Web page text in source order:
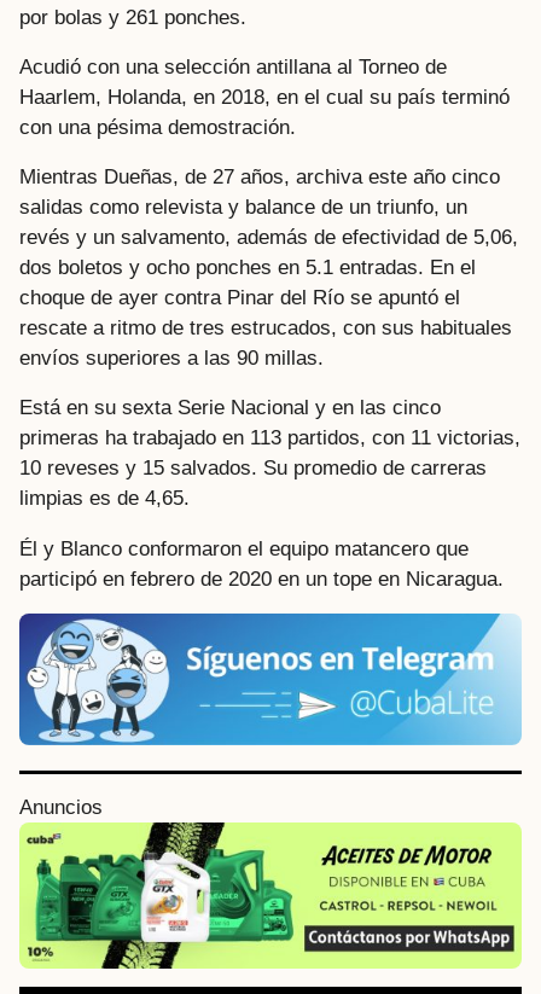
por bolas y 261 ponches.
Acudió con una selección antillana al Torneo de
Haarlem, Holanda, en 2018, en el cual su país terminó
con una pésima demostración.
Mientras Dueñas, de 27 años, archiva este año cinco
salidas como relevista y balance de un triunfo, un
revés y un salvamento, además de efectividad de 5,06,
dos boletos y ocho ponches en 5.1 entradas. En el
choque de ayer contra Pinar del Río se apuntó el
rescate a ritmo de tres estrucados, con sus habituales
envíos superiores a las 90 millas.
Está en su sexta Serie Nacional y en las cinco
primeras ha trabajado en 113 partidos, con 11 victorias,
10 reveses y 15 salvados. Su promedio de carreras
limpias es de 4,65.
Él y Blanco conformaron el equipo matancero que
participó en febrero de 2020 en un tope en Nicaragua.
Anuncios
P
o
P
a